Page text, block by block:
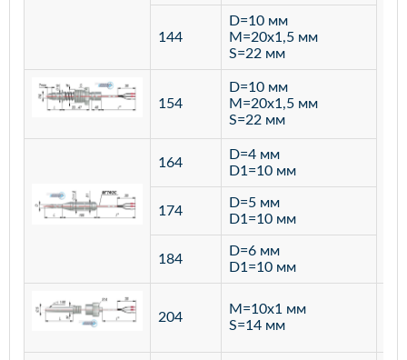
144
D=10 мм
M=20х1,5 мм
S=22 мм
154
D=10 мм
M=20х1,5 мм
S=22 мм
164
D=4 мм
D1=10 мм
174
D=5 мм
D1=10 мм
184
D=6 мм
D1=10 мм
204
M=10х1 мм
S=14 мм